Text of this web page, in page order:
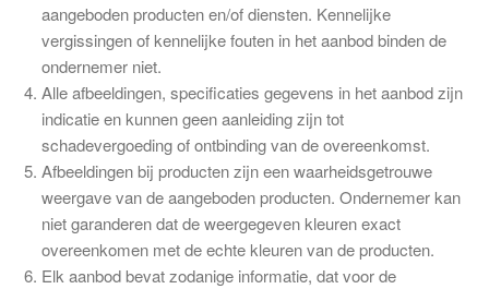
aangeboden producten en/of diensten. Kennelijke
vergissingen of kennelijke fouten in het aanbod binden de
ondernemer niet.
Alle afbeeldingen, specificaties gegevens in het aanbod zijn
indicatie en kunnen geen aanleiding zijn tot
schadevergoeding of ontbinding van de overeenkomst.
Afbeeldingen bij producten zijn een waarheidsgetrouwe
weergave van de aangeboden producten. Ondernemer kan
niet garanderen dat de weergegeven kleuren exact
overeenkomen met de echte kleuren van de producten.
Elk aanbod bevat zodanige informatie, dat voor de